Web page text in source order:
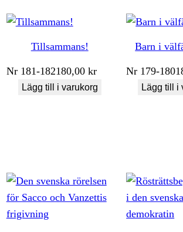
Tillsammans!
Nr 181-182180,00 kr
Lägg till i varukorg
Barn i
Nr 179-180
Lägg till i